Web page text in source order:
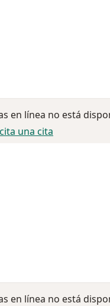
en línea no está
una cita
en línea no está